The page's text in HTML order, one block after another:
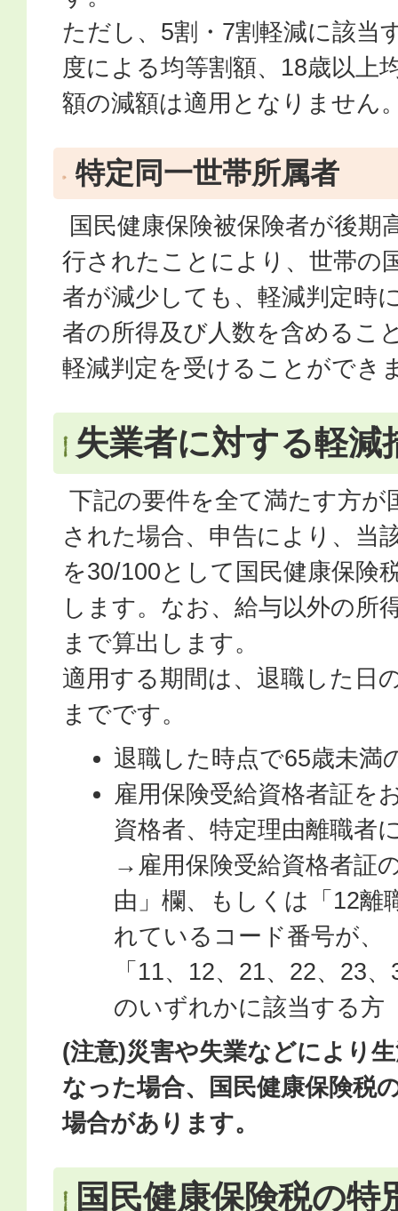
ただし、5割・7割軽減に該当
度による均等割額、18歳以上
額の減額は適用となりません
特定同一世帯所属者
国民健康保険被保険者が後期
行されたことにより、世帯の
者が減少しても、軽減判定時
者の所得及び人数を含めるこ
軽減判定を受けることができ
失業者に対する軽減
下記の要件を全て満たす方が
された場合、申告により、当
を30/100として国民健康保険
します。なお、給与以外の所
まで算出します。
適用する期間は、退職した日
までです。
退職した時点で65歳未満
雇用保険受給資格者証を
資格者、特定理由離職者
→雇用保険受給資格者証
由」欄、もしくは「12離
れているコード番号が、
「11、12、21、22、23
のいずれかに該当する方
(注意)災害や失業などにより
なった場合、国民健康保険税
場合があります。
国民健康保険税の特